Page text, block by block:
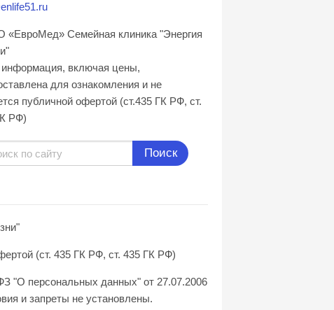
Семейная клиника "Энергия
включая цены,
для ознакомления и не
публичной офертой (ст.435 ГК РФ, cт.
РФ)
Поиск
(ст. 435 ГК РФ, ст. 435 ГК РФ)
"О персональных данных" от 27.07.2006
и запреты не установлены.